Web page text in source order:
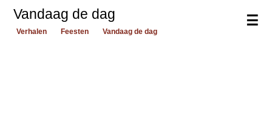
☰
Vandaag de dag
Verhalen Feesten Vandaag de dag